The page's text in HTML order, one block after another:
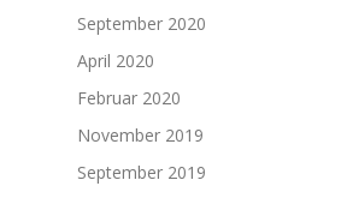
September 2020
April 2020
Februar 2020
November 2019
September 2019